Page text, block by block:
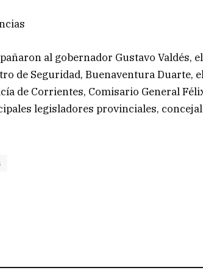
al gobernador Gustavo Valdés,
de Seguridad, Buenaventura Duarte,
de Corrientes, Comisario General
legisladores provinciales,